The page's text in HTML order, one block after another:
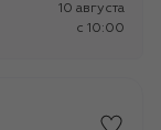
10 августа
c 10:00